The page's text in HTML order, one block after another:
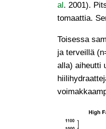
al . 2001).
tomaattia.
Toisessa
ja terveillä
alla) aiheutti